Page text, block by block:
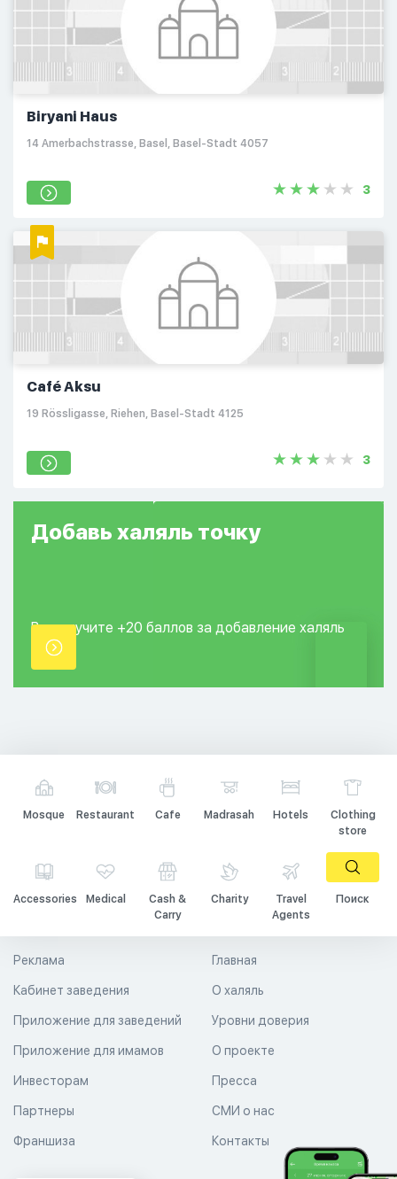
Biryani Haus
14 Amerbachstrasse, Basel, Basel-Stadt 4057
3
Café Aksu
19 Rössligasse, Riehen, Basel-Stadt 4125
3
Добавь халяль точку
Вы получите +20 баллов за добавление халяль
точки.
Mosque Restaurant Cafe Madrasah Hotels
Clothing
store
Accessories Medical
Cash &
Carry
Charity
Travel
Agents
Поиск
Главная
О халяль
Уровни доверия
Реклама
Кабинет заведения
Приложение для заведений
Приложение для имамов О проекте
Пресса
СМИ о нас
Контакты
Инвесторам
Партнеры
Франшиза